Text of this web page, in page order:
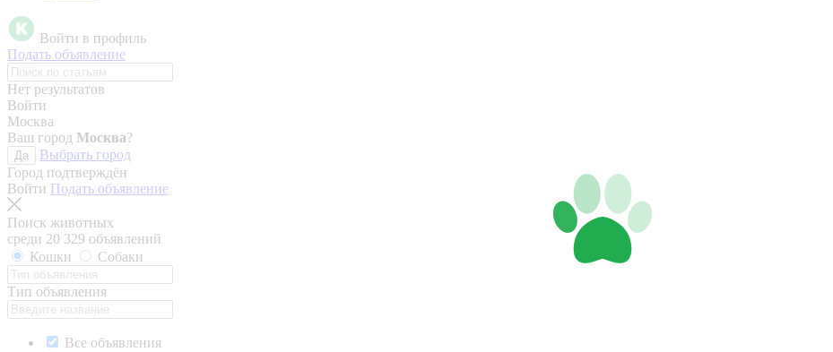
Войти в профиль
Подать объявление
Нет результатов
Войти
Москва
Ваш город Москва?
Да
Выбрать город
Город подтверждён
Войти Подать объявление
Поиск животных
среди 20 329 объявлений
Кошки
Собаки
Тип объявления
Все объявления